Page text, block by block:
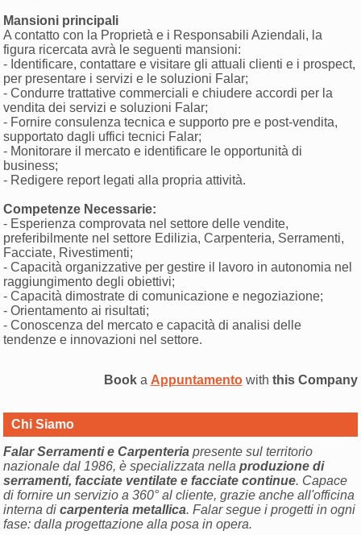
Mansioni principali
A contatto con la Proprietà e i Responsabili Aziendali, la
figura ricercata avrà le seguenti mansioni:
- Identificare, contattare e visitare gli attuali clienti e i prospect,
per presentare i servizi e le soluzioni Falar;
- Condurre trattative commerciali e chiudere accordi per la
vendita dei servizi e soluzioni Falar;
- Fornire consulenza tecnica e supporto pre e post-vendita,
supportato dagli uffici tecnici Falar;
- Monitorare il mercato e identificare le opportunità di
business;
- Redigere report legati alla propria attività.
Competenze Necessarie:
- Esperienza comprovata nel settore delle vendite,
preferibilmente nel settore Edilizia, Carpenteria, Serramenti,
Facciate, Rivestimenti;
- Capacità organizzative per gestire il lavoro in autonomia nel
raggiungimento degli obiettivi;
- Capacità dimostrate di comunicazione e negoziazione;
- Orientamento ai risultati;
- Conoscenza del mercato e capacità di analisi delle
tendenze e innovazioni nel settore.
Booka Appuntamentowith this Company
Chi Siamo
Falar Serramenti e Carpenteria presente sul territorio
nazionale dal 1986, è specializzata nellaproduzione di
serramenti, facciate ventilate e facciate continue. Capace
di fornire un servizio a 360° al cliente, grazie anche all'officina
interna dicarpenteria metallica. Falar segue i progetti in ogni
fase: dalla progettazione alla posa in opera.